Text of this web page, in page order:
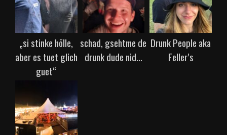
„si stinke hölle,
aber es tuet glich
guet“
schad, gsehtme de
drunk dude nid…
Drunk People aka
Feller’s